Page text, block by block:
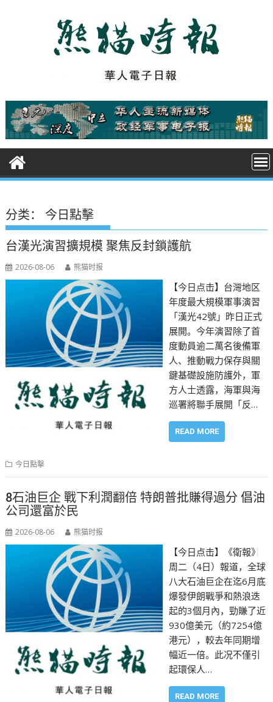
t
分类： 今日點擊
台漢光演習擴規模 聚焦反封鎖護航
2026-08-06 熊猫时报
【今日点击】台灣地区
年度最大規模軍事演習
「漢光42號」昨日正式
展開。今年演習除了首
度動員逾二萬名後備軍
人、推動戰力保存與關
鍵基礎設施防護外，軍
方人士透露，海軍與海
巡署將聯手展開「反…
READ MORE
今日點擊
8石油巨企 戰下利潤翻倍 特朗普批賺得過分 倡油
公司還富於民
2026-08-06 熊猫时报
【今日点击】《衛報》
周二（4日）報道，全球
八大石油巨企在迄6月底
爆發伊朗戰爭和熱浪迭
起的3個月內，勁賺了近
930億美元（約7254億
港元），較去年同期增
幅近一倍。此况不僅引
起環保人…
READ MORE